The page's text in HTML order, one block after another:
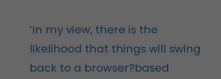
‘In my view, there is the
likelihood that things will swing
back to a browser?based